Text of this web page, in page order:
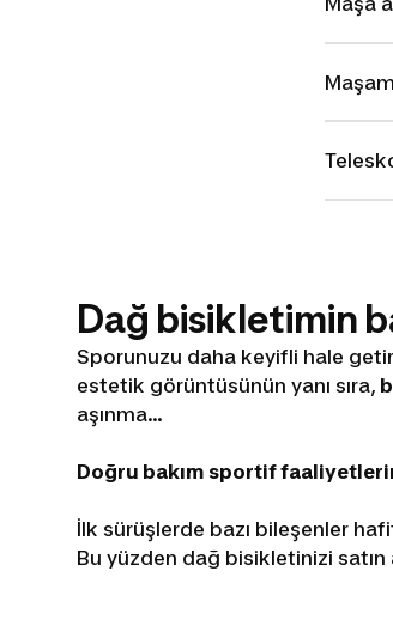
Dağ bisikletimin
Sporunuzu daha keyifli hale
estetik görüntüsünün yanı sıra,
aşınma...
Doğru bakım sportif
İlk sürüşlerde bazı bileşenler
Bu yüzden dağ bisikletinizi